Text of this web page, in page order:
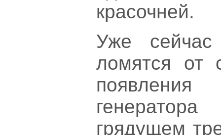
красочней.
Уже
ломятся от
грядущем